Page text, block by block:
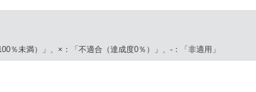
％未満）」、×：「不適合（達成度0％）」、-：「非適用」